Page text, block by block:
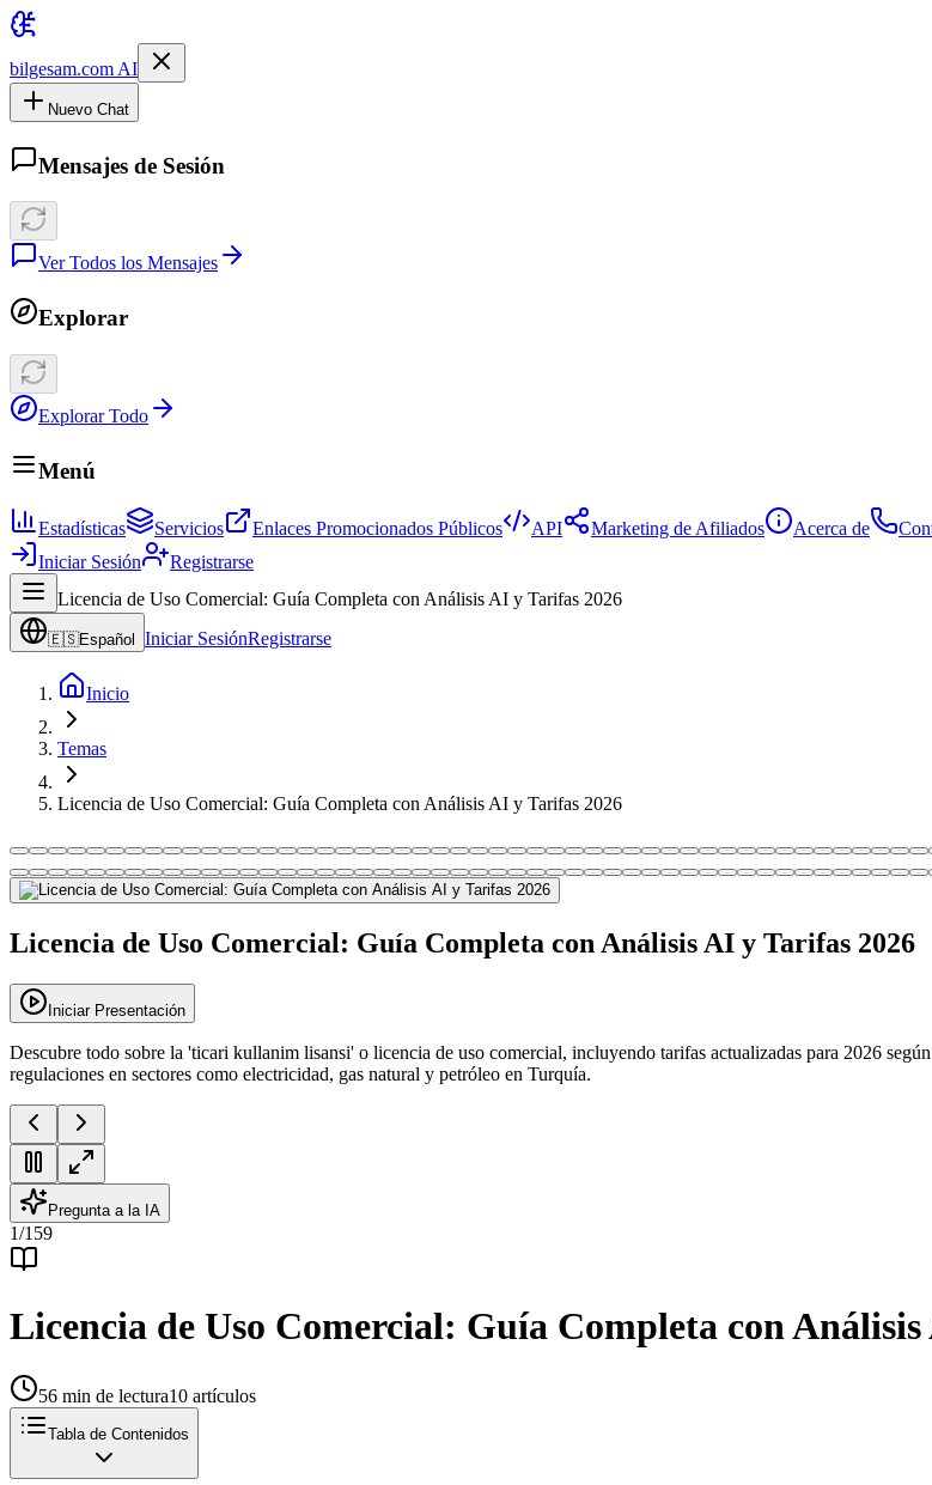
bilgesam.com AI
Nuevo Chat
Mensajes de Sesión
Ver Todos los Mensajes
Explorar
Explorar Todo
Menú
Estadísticas Servicios Enlaces Promocionados Públicos API Marketing de Afiliados Acerca de
Iniciar Sesión
Registrarse
Licencia de Uso Comercial: Guía Completa con Análisis AI y Tarifas 2026
🇪🇸Español Iniciar SesiónRegistrarse
Inicio
Temas
Licencia de Uso Comercial: Guía Completa con Análisis AI y Tarifas 2026
Licencia de Uso Comercial: Guía Completa con Análisis AI y Tarifas 2026
Iniciar Presentación
Descubre todo sobre la 'ticari kullanim lisansi' o licencia de uso comercial, incluyendo tarifas actualizadas para 2026
regulaciones en sectores como electricidad, gas natural y petróleo en Turquía.
Pregunta a la IA
1/159
Licencia de Uso Comercial: Guía Completa con
56 min de lectura10 artículos
Tabla de Contenidos